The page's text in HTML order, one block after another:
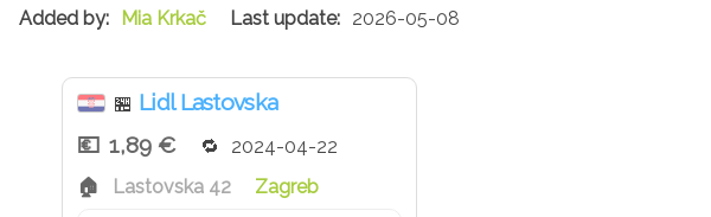
Mia Krkač 2026-05-08
🏪 Lidl Lastovska
1,89 €
2024-04-22
Lastovska 42
Zagreb